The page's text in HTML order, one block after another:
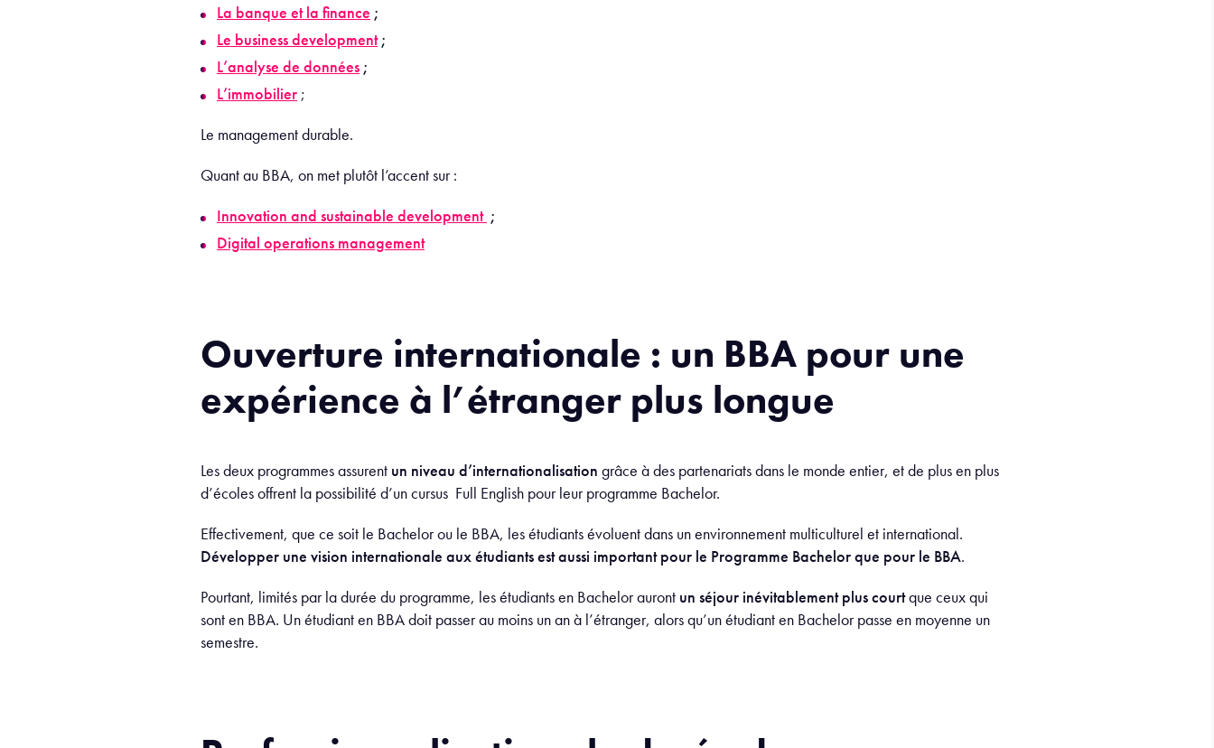
La banque et la finance ;
Le business development;
L’analyse de données ;
L’immobilier ;
Le management durable.
Quant au BBA, on met plutôt l’accent sur :
Innovation and sustainable development ;
Digital operations management
Ouverture internationale : un BBA pour une
expérience à l’étranger plus longue
Les deux programmes assurent un niveau d’internationalisation grâce à des partenariats dans le monde entier, et de plus en plus
d’écoles offrent la possibilité d’un cursus Full English pour leur programme Bachelor.
Effectivement, que ce soit le Bachelor ou le BBA, les étudiants évoluent dans un environnement multiculturel et international.
Développer une vision internationale aux étudiants est aussi important pour le Programme Bachelor que pour le BBA.
Pourtant, limités par la durée du programme, les étudiants en Bachelor auront un séjour inévitablement plus courtque ceux qui
sont en BBA. Un étudiant en BBA doit passer au moins un an à l’étranger, alors qu’un étudiant en Bachelor passe en moyenne un
semestre.